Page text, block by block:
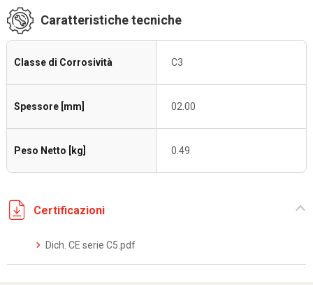
Caratteristiche tecniche
Classe di Corrosività C3
Spessore [mm] 02.00
Peso Netto [kg] 0.49
Certificazioni
Dich. CE serie C5.pdf